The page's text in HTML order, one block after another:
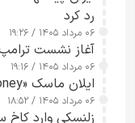
رد کرد
۰۶ مرداد ۱۴۰۵ / ۱۹:۲۶
آغاز نشست ترامپ
۰۶ مرداد ۱۴۰۵ / ۱۹:۱۶
ایلان ماسک «X Money» را در آمریکا راه‌اندازی کرد
۰۶ مرداد ۱۴۰۵ / ۱۸:۵۲
زلنسکی وارد